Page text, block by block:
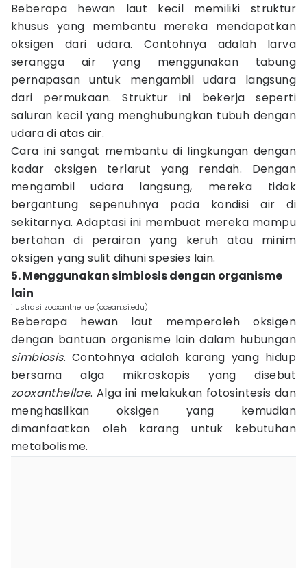
Beberapa hewan laut kecil memiliki struktur
khusus yang membantu mereka mendapatkan
oksigen dari udara. Contohnya adalah larva
serangga air yang menggunakan tabung
pernapasan untuk mengambil udara langsung
dari permukaan. Struktur ini bekerja seperti
saluran kecil yang menghubungkan tubuh dengan
udara di atas air.
Cara ini sangat membantu di lingkungan dengan
kadar oksigen terlarut yang rendah. Dengan
mengambil udara langsung, mereka tidak
bergantung sepenuhnya pada kondisi air di
sekitarnya. Adaptasi ini membuat mereka mampu
bertahan di perairan yang keruh atau minim
oksigen yang sulit dihuni spesies lain.
5. Menggunakan simbiosis dengan organisme
lain
ilustrasi zooxanthellae (ocean.si.edu)
Beberapa hewan laut memperoleh oksigen
dengan bantuan organisme lain dalam hubungan
simbiosis. Contohnya adalah karang yang hidup
bersama alga mikroskopis yang disebut
zooxanthellae. Alga ini melakukan fotosintesis dan
menghasilkan oksigen yang kemudian
dimanfaatkan oleh karang untuk kebutuhan
metabolisme.